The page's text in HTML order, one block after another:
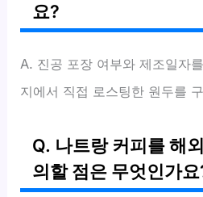
요?
A. 진공 포장 여부와 제조일자
지에서 직접 로스팅한 원두를
Q. 나트랑 커피를 해
의할 점은 무엇인가요